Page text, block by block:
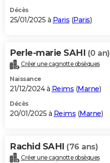
Décès
25/01/2025 à Paris (Paris)
Perle-marie SAHI (0 an)
Créer une cagnotte obsèques
Naissance
21/12/2024 à Reims (Marne)
Décès
20/01/2025 à Reims (Marne)
Rachid SAHI (76 ans)
Créer une cagnotte obsèques